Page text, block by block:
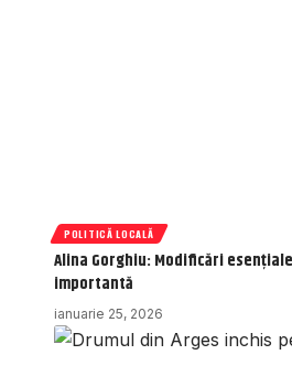
POLITICĂ LOCALĂ
Alina Gorghiu: Modificări
importantă
ianuarie 25, 2026